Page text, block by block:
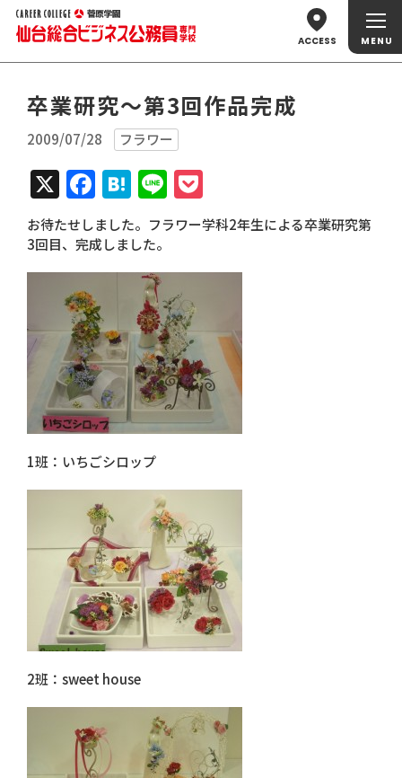
ACCESS
卒業研究～第3回作品完成
2009/07/28 フラワー
X Facebook
Hatena
Line
お待たせしました。フラワー学科2年生による卒業研究第
3回目、完成しました。
1班：いちごシロップ
2班：sweet house